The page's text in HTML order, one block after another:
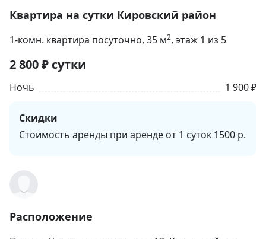
1
5
Квартира на сутки Кировский район
1-комн. квартира посуточно, 35 м2, этаж 1 из 5
2 800₽ сутки
Ночь 1 900 ₽
Скидки
Стоимость аренды при аренде от 1 суток 1500 р.
Расположение